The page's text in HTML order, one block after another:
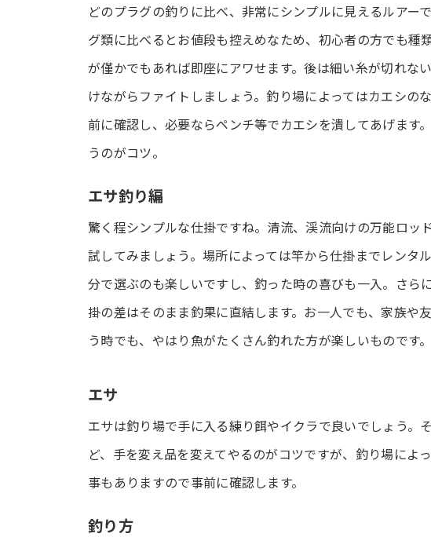
どのプラグの釣りに比べ、非常にシンプルに見えるルアー
グ類に比べるとお値段も控えめなため、初心者の方でも種
が僅かでもあれば即座にアワせます。後は細い糸が切れな
けながらファイトしましょう。釣り場によってはカエシの
前に確認し、必要ならペンチ等でカエシを潰してあげます
うのがコツ。
エサ釣り編
驚く程シンプルな仕掛ですね。清流、渓流向けの万能ロッ
試してみましょう。場所によっては竿から仕掛までレンタ
分で選ぶのも楽しいですし、釣った時の喜びも一入。さら
掛の差はそのまま釣果に直結します。お一人でも、家族や
う時でも、やはり魚がたくさん釣れた方が楽しいものです
エサ
エサは釣り場で手に入る練り餌やイクラで良いでしょう。
ど、手を変え品を変えてやるのがコツですが、釣り場によ
事もありますので事前に確認します。
釣り方